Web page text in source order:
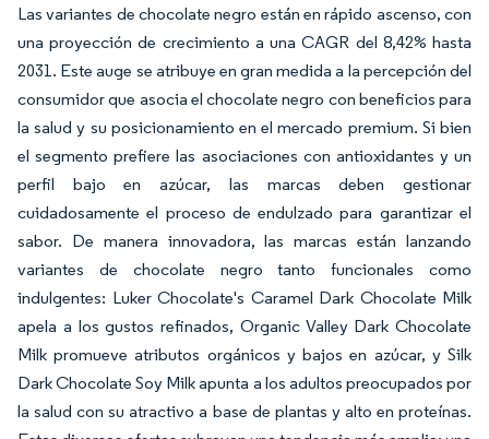
Las variantes de chocolate negro están en rápido ascenso, con
una proyección de crecimiento a una CAGR del 8,42% hasta
2031. Este auge se atribuye en gran medida a la percepción del
consumidor que asocia el chocolate negro con beneficios para
la salud y su posicionamiento en el mercado premium. Si bien
el segmento prefiere las asociaciones con antioxidantes y un
perfil bajo en azúcar, las marcas deben gestionar
cuidadosamente el proceso de endulzado para garantizar el
sabor. De manera innovadora, las marcas están lanzando
variantes de chocolate negro tanto funcionales como
indulgentes: Luker Chocolate's Caramel Dark Chocolate Milk
apela a los gustos refinados, Organic Valley Dark Chocolate
Milk promueve atributos orgánicos y bajos en azúcar, y Silk
Dark Chocolate Soy Milk apunta a los adultos preocupados por
la salud con su atractivo a base de plantas y alto en proteínas.